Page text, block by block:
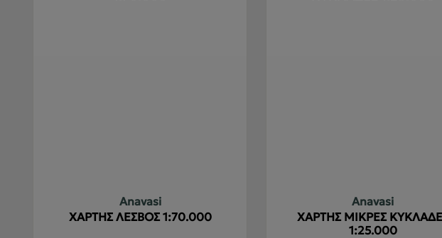
Anavasi
ΧΑΡΤΗΣ ΛΕΣΒΟΣ 1:70.000
Anavasi
ΧΑΡΤΗΣ ΜΙΚΡΕΣ
1:25.000